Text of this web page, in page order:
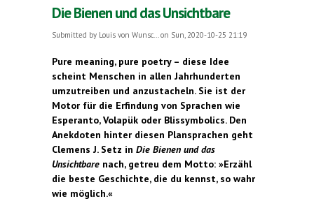
Die Bienen und das Unsichtbare
Submitted by Louis von Wunsc...on Sun, 2020-10-25 21:19
Pure meaning, pure poetry – diese Idee
scheint Menschen in allen Jahrhunderten
umzutreiben und anzustacheln. Sie ist der
Motor für die Erfindung von Sprachen wie
Esperanto, Volapük oder Blissymbolics. Den
Anekdoten hinter diesen Plansprachen geht
Clemens J. Setz in Die Bienen und das
Unsichtbare nach, getreu dem Motto: »Erzähl
die beste Geschichte, die du kennst, so wahr
wie möglich.«